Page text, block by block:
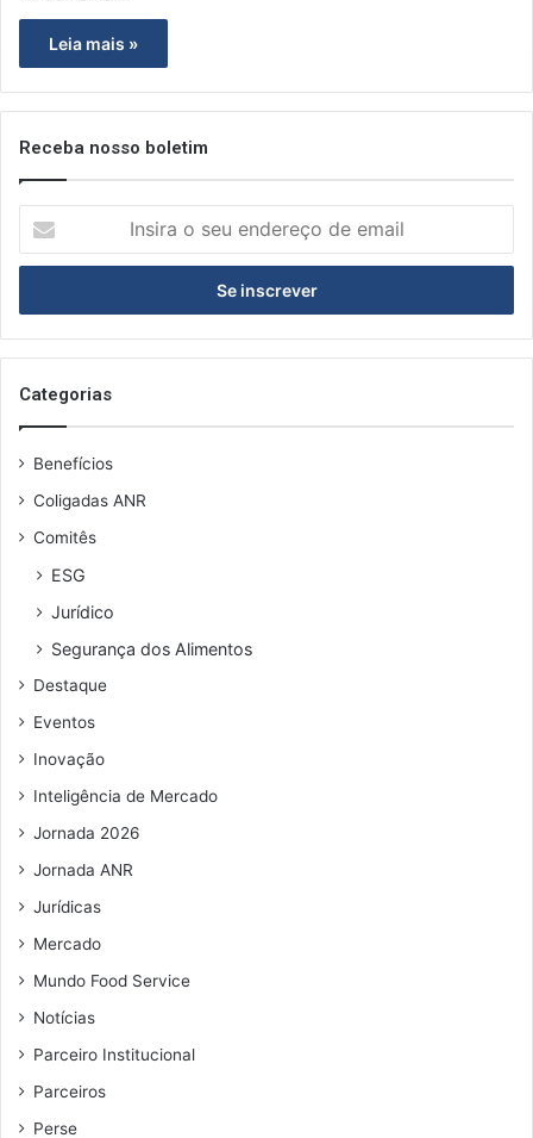
Leia mais »
Receba nosso boletim
s
r
a
s
e
n
e
e
e
a
i
Categorias
Benefícios
Coligadas ANR
Comitês
ESG
Jurídico
Segurança dos Alimentos
Destaque
Eventos
Inovação
Inteligência de Mercado
Jornada 2026
Jornada ANR
Jurídicas
Mercado
Mundo Food Service
Notícias
Parceiro Institucional
Parceiros
Perse